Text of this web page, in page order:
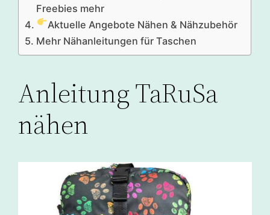
Freebies mehr
Aktuelle Angebote Nähen & Nähzubehör
Mehr Nähanleitungen für Taschen
Anleitung TaRuSa
nähen